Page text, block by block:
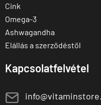
Cink
Omega-3
Ashwagandha
Elállás a szerződéstől
Kapcsolatfelvétel
E